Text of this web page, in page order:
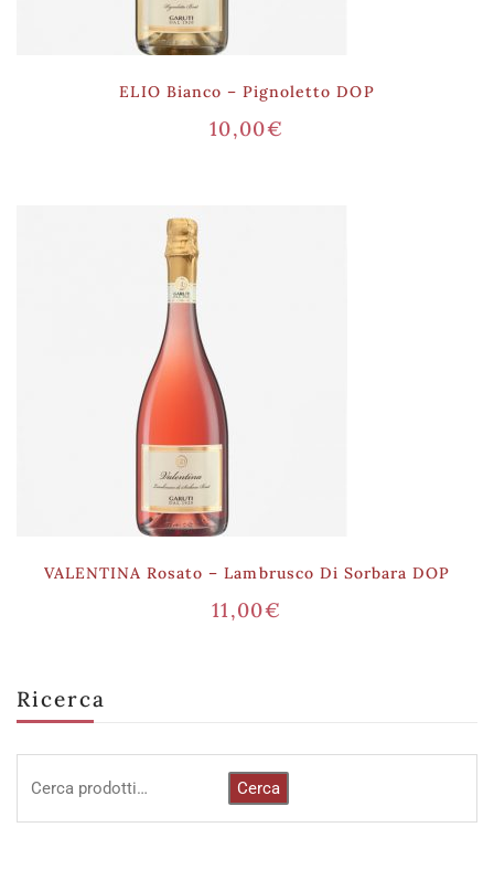
Ricerca
Cerca
ELIO Bianco – Pignoletto DOP
10,00€
VALENTINA Rosato – Lambrusco Di Sorbara DOP
11,00€